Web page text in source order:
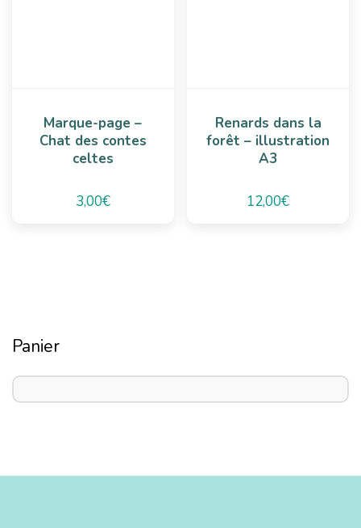
Marque-page –
Chat des contes
celtes
3,00€
Renards dans la
forêt – illustration
A3
12,00€
Panier